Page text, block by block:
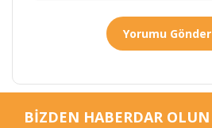
Yorumu Gönder
BİZDEN HABERDAR OLUN